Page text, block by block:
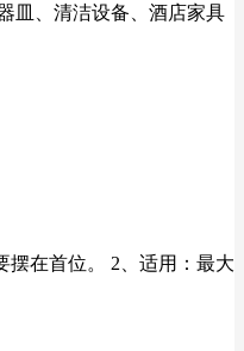
皿、清洁设备、酒店家具
摆在首位。 2、适用：最大